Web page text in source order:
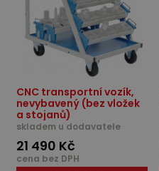
CNC transportní vozík,
nevybavený (bez vložek
a stojanů)
skladem u dodavatele
21 490 Kč
cena bez DPH